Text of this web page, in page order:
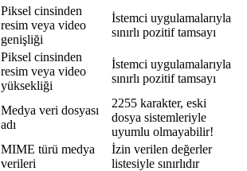
Piksel cinsinden
resim veya video
genişliği
İstemci uygulamalarıyla
sınırlı pozitif tamsayı
Piksel cinsinden
resim veya video
yüksekliği
İstemci uygulamalarıyla
sınırlı pozitif tamsayı
Medya veri dosyası
adı
2255 karakter, eski
dosya sistemleriyle
uyumlu olmayabilir!
MIME türü medya
verileri
İzin verilen değerler
listesiyle sınırlıdır